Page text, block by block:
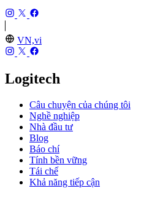
VN,vi
Logitech
Câu chuyện của chúng tôi
Nghề nghiệp
Nhà đầu tư
Blog
Báo chí
Tính bền vững
Tái chế
Khả năng tiếp cận